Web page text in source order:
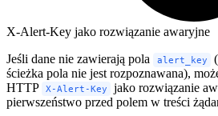
X-Alert-Key jako rozwiązanie awaryjne
Jeśli dane nie zawierają pola
alert_key
ścieżka pola nie jest rozpoznawana),
HTTP X-Alert-Key
jako rozwiązanie
pierwszeństwo przed polem w treści